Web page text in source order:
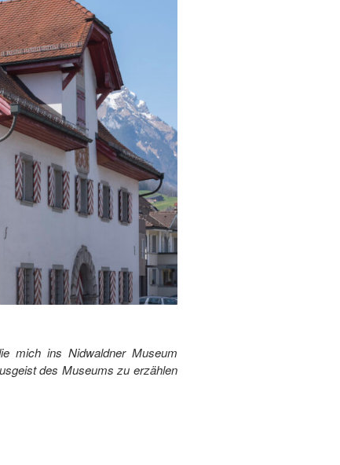
mich ins Nidwaldner Museum
des Museums zu erzählen